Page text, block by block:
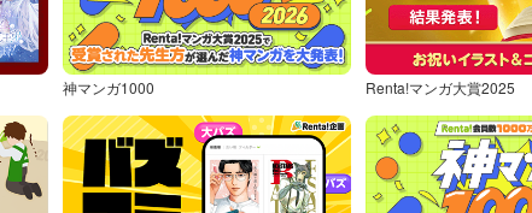
神マンガ1000 Renta!マンガ大賞2025